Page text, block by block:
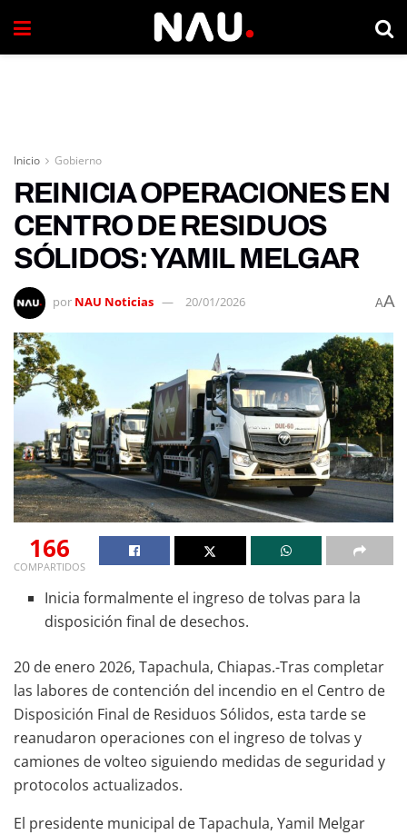
Inicio Gobierno
REINICIA OPERACIONES EN
CENTRO DE RESIDUOS
SÓLIDOS: YAMIL MELGAR
por NAU Noticias 20/01/2026 AA
166
COMPARTIDOS
Inicia formalmente el ingreso de tolvas para la
disposición final de desechos.
20 de enero 2026, Tapachula, Chiapas.-Tras completar
las labores de contención del incendio en el Centro de
Disposición Final de Residuos Sólidos, esta tarde se
reanudaron operaciones con el ingreso de tolvas y
camiones de volteo siguiendo medidas de seguridad y
protocolos actualizados.
El presidente municipal de Tapachula, Yamil Melgar